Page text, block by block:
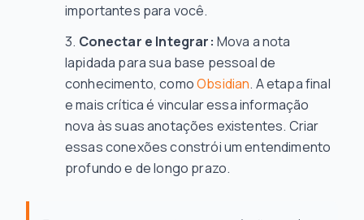
importantes para você.
Conectar e Integrar: Mova a nota
lapidada para sua base pessoal de
conhecimento, comoObsidian. A etapa final
e mais crítica é vincular essa informação
nova às suas anotações existentes. Criar
essas conexões constrói um entendimento
profundo e de longo prazo.